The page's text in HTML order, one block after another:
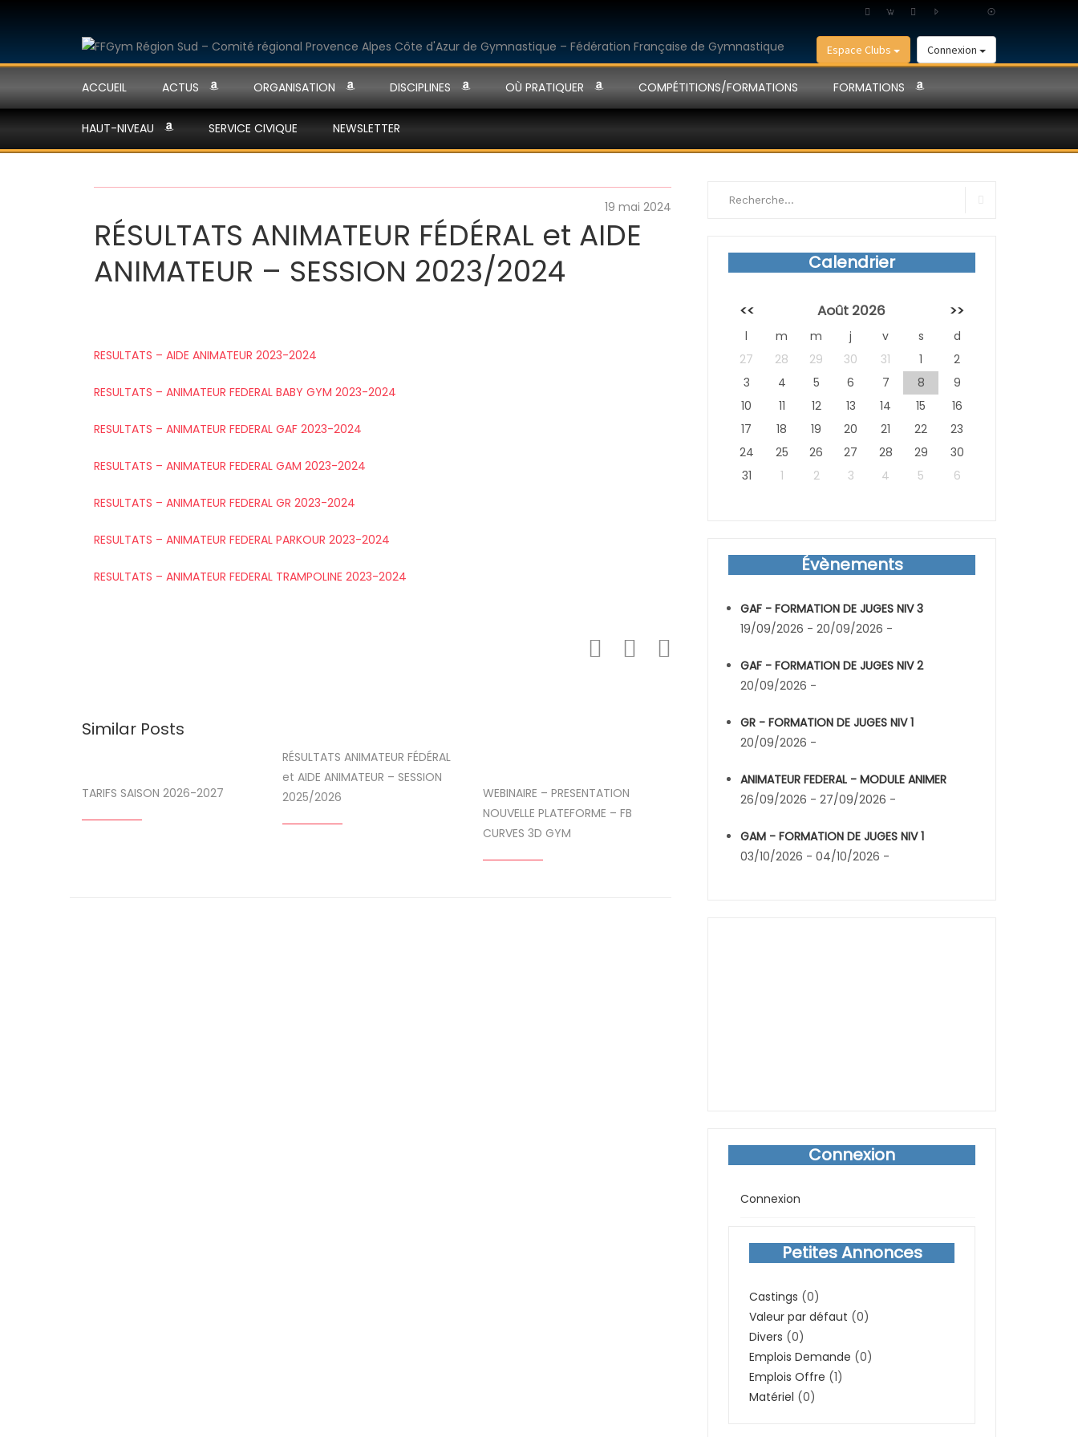
Connexion
Espace Clubs
ACCUEIL ACTUS ORGANISATION DISCIPLINES OÙ PRATIQUER COMPÉTITIONS/FORMATIONS FORMATIONS
HAUT-NIVEAU SERVICE CIVIQUE NEWSLETTER
19 mai 2024
RÉSULTATS ANIMATEUR FÉDÉRAL et AIDE
ANIMATEUR – SESSION 2023/2024
RESULTATS – AIDE ANIMATEUR 2023-2024
RESULTATS – ANIMATEUR FEDERAL BABY GYM 2023-2024
RESULTATS – ANIMATEUR FEDERAL GAF 2023-2024
RESULTATS – ANIMATEUR FEDERAL GAM 2023-2024
RESULTATS – ANIMATEUR FEDERAL GR 2023-2024
RESULTATS – ANIMATEUR FEDERAL PARKOUR 2023-2024
RESULTATS – ANIMATEUR FEDERAL TRAMPOLINE 2023-2024
Similar Posts
TARIFS SAISON 2026-2027
RÉSULTATS ANIMATEUR FÉDÉRAL
et AIDE ANIMATEUR – SESSION
2025/2026
WEBINAIRE – PRESENTATION
NOUVELLE PLATEFORME – FB
CURVES 3D GYM
Calendrier
<< Août 2026 >>
l m m j v s
d
27
28 29 30 31 1
2
3
4 5 6 7 8
9
10
11 12 13 14 15
16
17
18 19 20 21 22
23
24
25 26 27 28 29
30
31
1 2 3 4 5 6
Évènements
GAF - FORMATION DE JUGES NIV 3
19/09/2026 - 20/09/2026 -
GAF - FORMATION DE JUGES NIV 2
20/09/2026 -
GR - FORMATION DE JUGES NIV 1
20/09/2026 -
ANIMATEUR FEDERAL - MODULE ANIMER
26/09/2026 - 27/09/2026 -
GAM - FORMATION DE JUGES NIV 1
03/10/2026 - 04/10/2026 -
Connexion
Connexion
Petites Annonces
Castings (0)
Valeur par défaut (0)
Divers (0)
Emplois Demande (0)
Emplois Offre (1)
Matériel (0)